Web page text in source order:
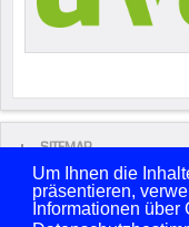
Um Ihnen die
präsentieren,
Informationen
SITEMAP
Copyright © 2026 FSV
Benutzername